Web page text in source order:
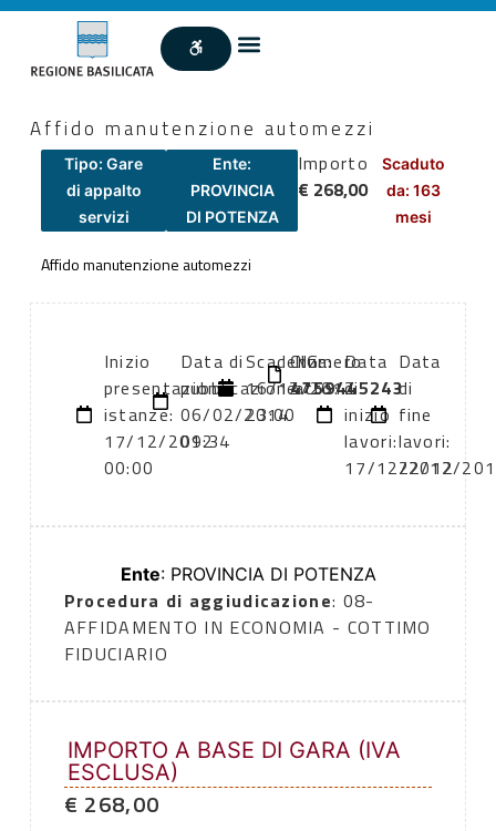
Affido manutenzione automezzi
Tipo: Gare
di appalto
servizi
Ente:
PROVINCIA
DI POTENZA
Importo
€ 268,00
Scaduto
da: 163
mesi
Affido manutenzione automezzi
Inizio
presentazione
istanze:
17/12/2012
00:00
Data di
pubblicazione:
06/02/2014
09:34
Scadenza:
16/12/2012
23:00
Numero
atto:
CIG:
4759445243
Data
di
inizio
lavori:
17/12/2012
Data
di
fine
lavori:
22/12/
Ente: PROVINCIA DI POTENZA
Procedura di aggiudicazione: 08-
AFFIDAMENTO IN ECONOMIA - COTTIMO
FIDUCIARIO
IMPORTO A BASE DI GARA (IVA
ESCLUSA)
€ 268,00